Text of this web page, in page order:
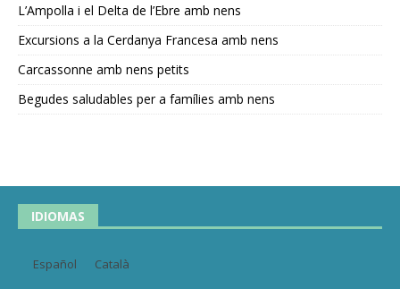
L’Ampolla i el Delta de l’Ebre amb nens
Excursions a la Cerdanya Francesa amb nens
Carcassonne amb nens petits
Begudes saludables per a famílies amb nens
IDIOMAS
Español Català